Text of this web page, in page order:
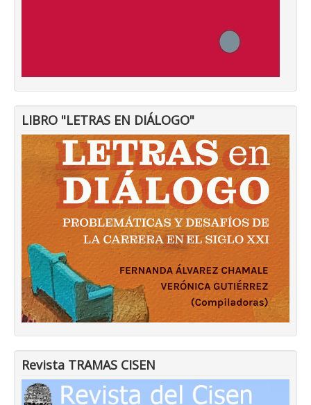
LIBRO "LETRAS EN DIÁLOGO"
Revista TRAMAS CISEN